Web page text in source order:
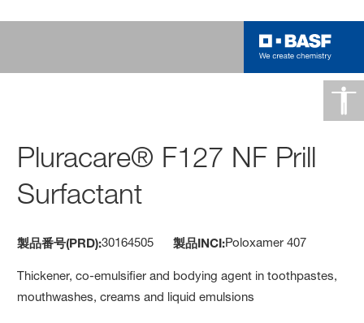
Pluracare® F127 NF Prill
Surfactant
製品番号(PRD):30164505 製品INCI:Poloxamer 407
Thickener, co-emulsifier and bodying agent in toothpastes,
mouthwashes, creams and liquid emulsions